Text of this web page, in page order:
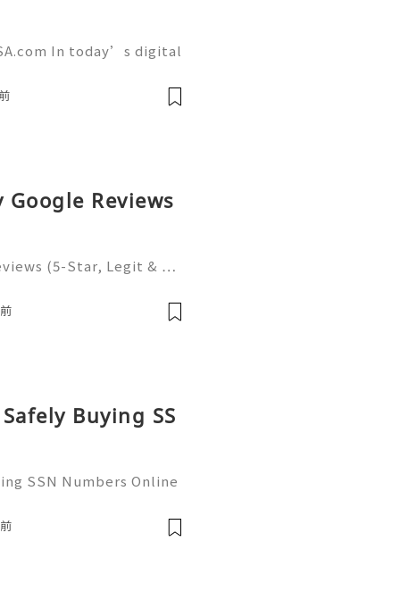
In today’s digital
like LinkedIn play
Google Reviews
(5-Star, Legit & …
infrastructure for
Buying SS
SSN Numbers Online
as the foundational infr